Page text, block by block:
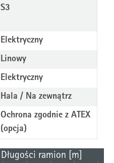
S3
Elektryczny
Linowy
Elektryczny
Hala / Na zewnątrz
Ochrona zgodnie z ATEX
(opcja)
Długości ramion [m]